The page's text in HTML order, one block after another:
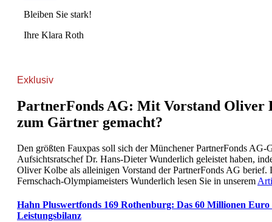
Bleiben Sie stark!
Ihre Klara Roth
Exklusiv
PartnerFonds AG: Mit Vorstand Oliver
zum Gärtner gemacht?
Den größten Fauxpas soll sich der Münchener PartnerFonds AG-
Aufsichtsratschef Dr. Hans-Dieter Wunderlich geleistet haben,
Oliver Kolbe als alleinigen Vorstand der PartnerFonds AG berief.
Fernschach-Olympiameisters Wunderlich lesen Sie in unserem
Hahn Pluswertfonds 169 Rothenburg: Das 60 Millionen
Leistungsbilanz